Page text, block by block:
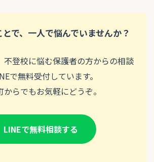
で、一人で悩んでいませんか？
不登校に悩む保護者の方からの相談
で無料受付しています。
からでもお気軽にどうぞ。
LINEで無料相談する